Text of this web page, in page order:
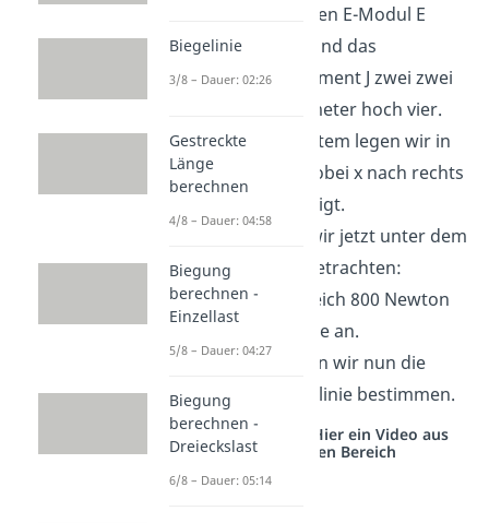
L gleich ein Meter, den E-Modul E
gleich 210.000MPa und das
Flächenträgheitsmoment J zwei zwei
gleich 290.000 Millimeter hoch vier.
Das Koordinatensystem legen wir in
die Einspannung, wobei x nach rechts
und z nach unten zeigt.
Den Balken wollen wir jetzt unter dem
folgenden Lastfall betrachten:
Eine Einzelkraft F gleich 800 Newton
greift am Balkenende an.
Für diesen Fall wollen wir nun die
Gleichung der Biegelinie bestimmen.
Studyflix vernetzt: Hier ein Video aus
einem anderen Bereich
Biegelinie
3/8 – Dauer: 02:26
Gestreckte
Länge
berechnen
4/8 – Dauer: 04:58
Biegung
berechnen -
Einzellast
5/8 – Dauer: 04:27
Biegung
berechnen -
Dreieckslast
6/8 – Dauer: 05:14